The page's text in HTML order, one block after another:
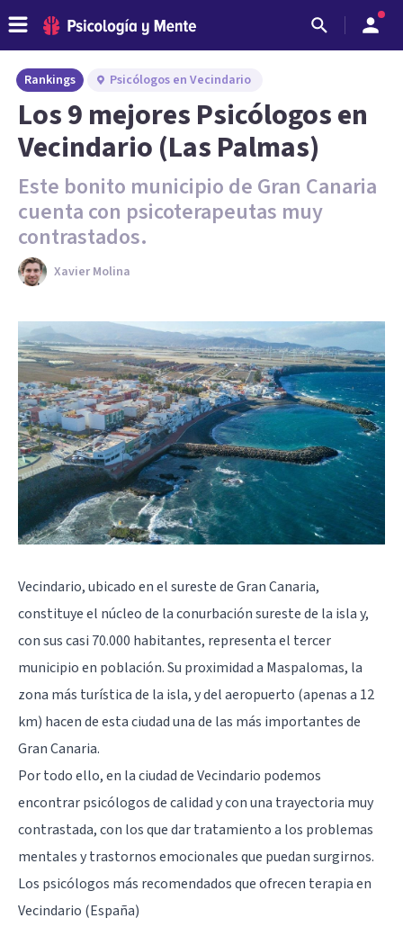
Rankings Psicólogos en Vecindario
Los 9 mejores Psicólogos en
Vecindario (Las Palmas)
Este bonito municipio de Gran Canaria
cuenta con psicoterapeutas muy
contrastados.
Xavier Molina
Vecindario, ubicado en el sureste de Gran Canaria,
constituye el núcleo de la conurbación sureste de la isla y,
con sus casi 70.000 habitantes, representa el tercer
municipio en población. Su proximidad a Maspalomas, la
zona más turística de la isla, y del aeropuerto (apenas a 12
km) hacen de esta ciudad una de las más importantes de
Gran Canaria.
Por todo ello, en la ciudad de Vecindario podemos
encontrar psicólogos de calidad y con una trayectoria muy
contrastada, con los que dar tratamiento a los problemas
mentales ytrastornos emocionalesque puedan surgirnos.
Los psicólogos más recomendados que ofrecen terapia en
Vecindario (España)